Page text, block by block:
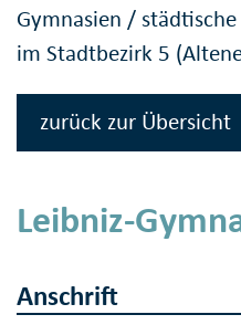
Gymnasien /
im Stadtbezirk 5
zurück zur Übersicht
Leibniz-
Anschrift